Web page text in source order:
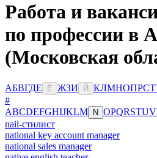
Работа и
по профессии в
(Московская
АБВГДЕ Ё ЖЗИ Й КЛМНОПРСТ
#
ABCDEFGHIJKLM N OPQRSTUV
nail-стилист
national key account manager
national sales manager